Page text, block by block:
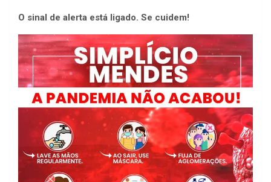
O sinal de alerta está ligado. Se cuidem!